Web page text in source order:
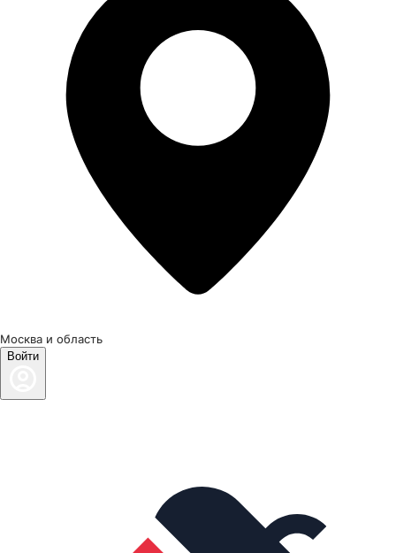
Москва и область
Войти